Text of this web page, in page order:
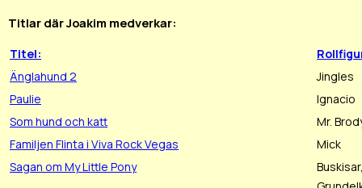
Titlar där Joakim medverkar:
Titel:
Änglahund 2
Jingles
Paulie
Ignacio
Som hund och katt
Mr.
Familjen Flinta i Viva Rock Vegas
Mick
Sagan om My Little Pony